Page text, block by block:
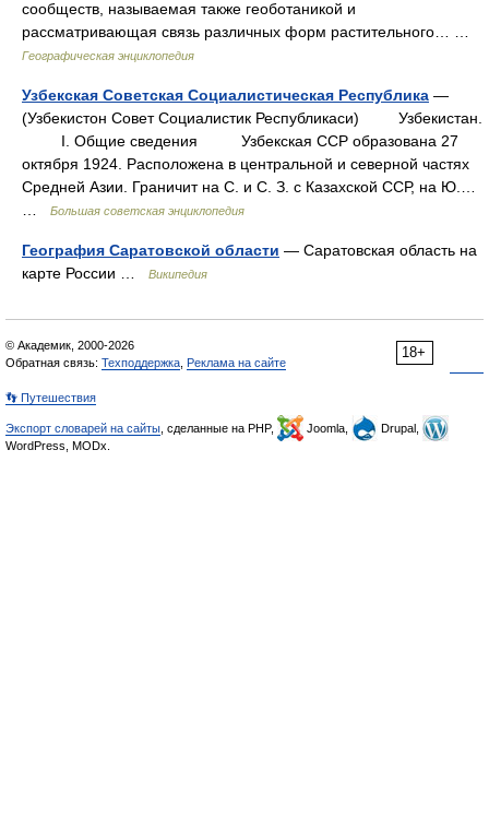
сообществ, называемая также геоботаникой и
рассматривающая связь различных форм растительного… …
Географическая энциклопедия
Узбекская Советская Социалистическая Республика —
(Узбекистон Совет Социалистик Республикаси) Узбекистан.
I. Общие сведения Узбекская ССР образована 27
октября 1924. Расположена в центральной и северной частях
Средней Азии. Граничит на С. и С. З. с Казахской ССР, на Ю.…
Большая советская энциклопедия
География Саратовской области — Саратовская область на
карте России …
Википедия
18+
© Академик, 2000-2026
Обратная связь: Техподдержка Реклама на сайте
👣 Путешествия
Экспорт словарей на сайты , сделанные на PHP, Joomla,
Drupal,
WordPress, MODx.